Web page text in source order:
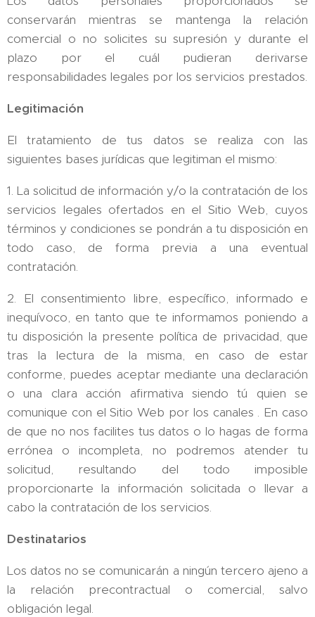
conservarán mientras se mantenga la relación
comercial o no solicites su supresión y durante el
plazo por el cuál pudieran derivarse
responsabilidades legales por los servicios prestados.
Legitimación
El tratamiento de tus datos se realiza con las
siguientes bases jurídicas que legitiman el mismo:
1. La solicitud de información y/o la contratación de los
servicios legales ofertados en el Sitio Web, cuyos
términos y condiciones se pondrán a tu disposición en
todo caso, de forma previa a una eventual
contratación.
2. El consentimiento libre, específico, informado e
inequívoco, en tanto que te informamos poniendo a
tu disposición la presente política de privacidad, que
tras la lectura de la misma, en caso de estar
conforme, puedes aceptar mediante una declaración
o una clara acción afirmativa siendo tú quien se
comunique con el Sitio Web por los canales . En caso
de que no nos facilites tus datos o lo hagas de forma
errónea o incompleta, no podremos atender tu
solicitud, resultando del todo imposible
proporcionarte la información solicitada o llevar a
cabo la contratación de los servicios.
Destinatarios
Los datos no se comunicarán a ningún tercero ajeno a
la relación precontractual o comercial, salvo
obligación legal.